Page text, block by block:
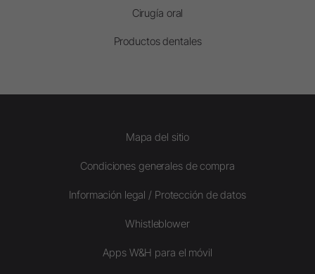
Cirugía oral
Productos dentales
Mapa del sitio
Condiciones generales de compra
Información legal / Protección de datos
Whistleblower
Apps W&H para el móvil